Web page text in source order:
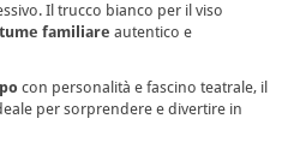
Il trucco bianco per il viso
familiare autentico e
con personalità e fascino teatrale, il
per sorprendere e divertire in